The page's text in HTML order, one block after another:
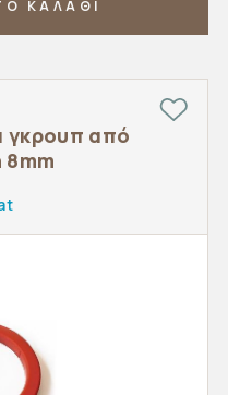
ΚΑΛΑΘΙ
γκρουπ από
8mm